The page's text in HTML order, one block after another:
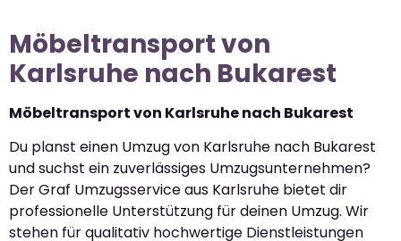
Möbeltransport von
Karlsruhe nach Bukarest
Möbeltransport von Karlsruhe nach Bukarest
Du planst einen Umzug von Karlsruhe nach Bukarest
und suchst ein zuverlässiges Umzugsunternehmen?
Der Graf Umzugsservice aus Karlsruhe bietet dir
professionelle Unterstützung für deinen Umzug. Wir
stehen für qualitativ hochwertige Dienstleistungen